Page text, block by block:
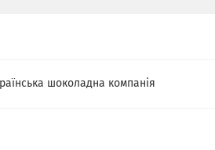
шоколадна компанія